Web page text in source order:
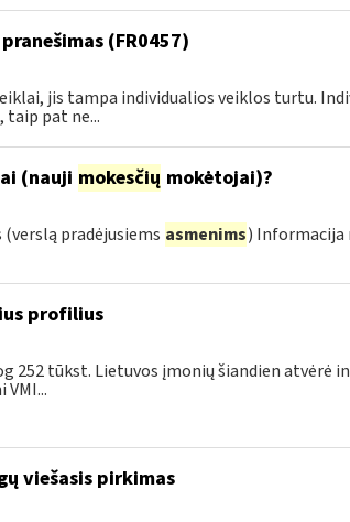
(FR0457)
jis tampa individualios veiklos turtu.
pat ne...
(nauji mokesčių mokėtojai)?
pradėjusiems asmenims) Informacija
profilius
252 tūkst. Lietuvos įmonių šiandien atvėrė
viešasis pirkimas